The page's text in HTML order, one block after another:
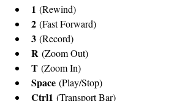
1 (Rewind)
2 (Fast Forward)
3 (Record)
R (Zoom Out)
T (Zoom In)
Space (Play/Stop)
Ctrl1 (Transport Bar)